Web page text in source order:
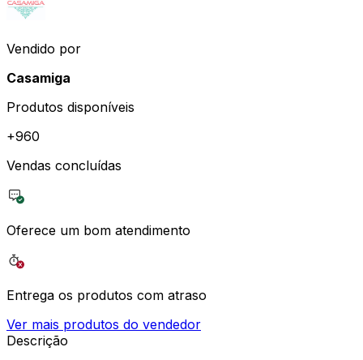
Vendido por
Casamiga
Produtos disponíveis
+960
Vendas concluídas
Oferece um bom atendimento
Entrega os produtos com atraso
Ver mais produtos do vendedor
Descrição